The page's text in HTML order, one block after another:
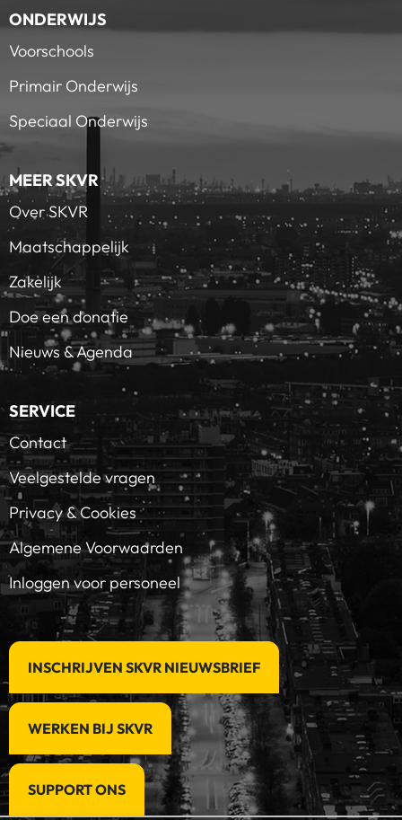
ONDERWIJS
Voorschools
Primair Onderwijs
Speciaal Onderwijs
MEER SKVR
Over SKVR
Maatschappelijk
Zakelijk
Doe een donatie
Nieuws & Agenda
SERVICE
Contact
Veelgestelde vragen
Privacy & Cookies
Algemene Voorwaarden
Inloggen voor personeel
INSCHRIJVEN SKVR NIEUWSBRIEF
WERKEN BIJ SKVR
SUPPORT ONS